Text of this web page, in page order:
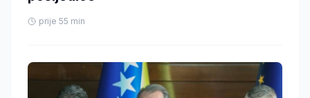
prije 55 min